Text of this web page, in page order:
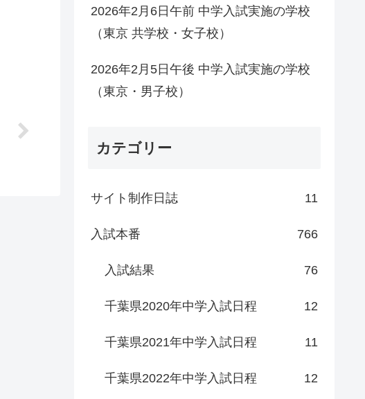
2026年2月6日午前 中学入試実施の学校
（東京 共学校・女子校）
2026年2月5日午後 中学入試実施の学校
（東京・男子校）
カテゴリー
サイト制作日誌 11
入試本番 766
入試結果 76
千葉県2020年中学入試日程 12
千葉県2021年中学入試日程 11
千葉県2022年中学入試日程 12